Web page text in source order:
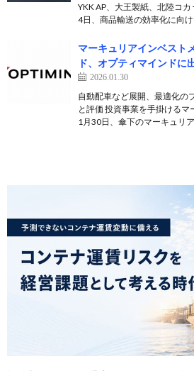
YKK AP、大王製紙、北陸コ
4日、商品輸送の効率化に向
マーキュリアインベスト
ド、オプティマインドに
2026.01.30
自動配車など展開、最適化の
と評価 投資事業を手掛ける
1月30日、傘下のマーキュリ